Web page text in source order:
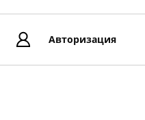
Авторизация